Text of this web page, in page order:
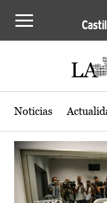
Actualidad de
Noticias